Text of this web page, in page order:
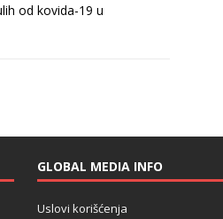
od kovida-19 u
GLOBAL MEDIA INFO
Uslovi korišćenja